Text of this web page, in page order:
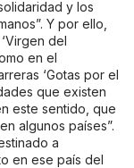
y los
Y por ello,
del
en el
‘Gotas por el
que existen
este sentido, que
algunos países”.
a
en ese país del